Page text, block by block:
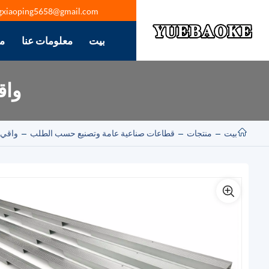
بيت معلومات عنا
بيت منتجات قطاعات صناعية عامة وتصنيع حسب الطلب